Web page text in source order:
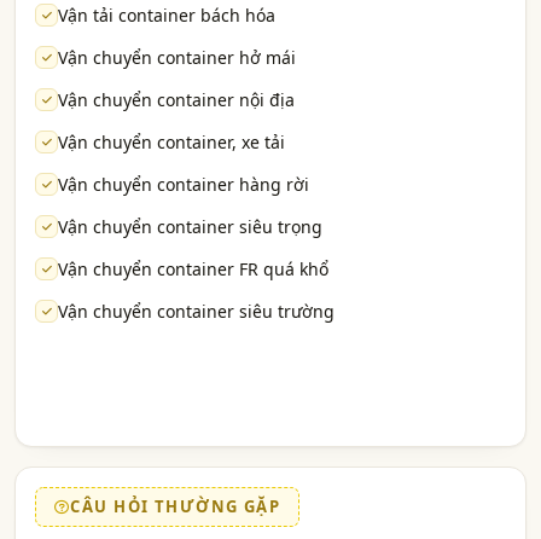
Vận tải container bách hóa
Vận chuyển container hở mái
Vận chuyển container nội địa
Vận chuyển container, xe tải
Vận chuyển container hàng rời
Vận chuyển container siêu trọng
Vận chuyển container FR quá khổ
Vận chuyển container siêu trường
CÂU HỎI THƯỜNG GẶP